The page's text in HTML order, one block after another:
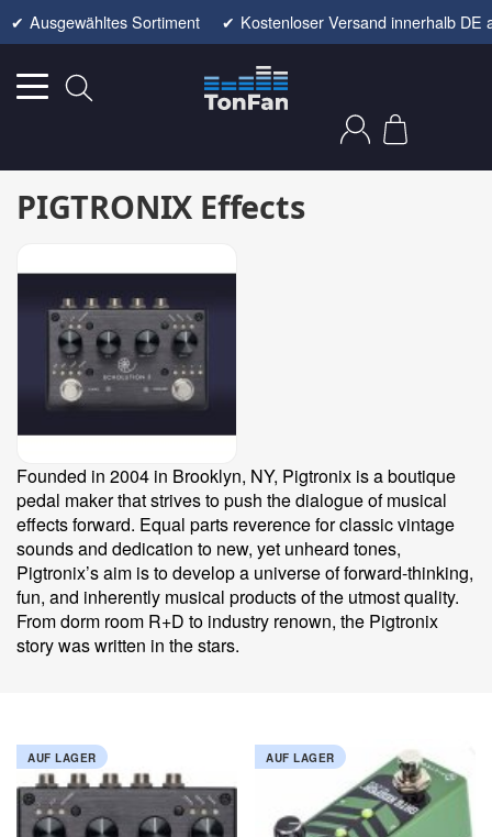
✔ Ausgewähltes Sortiment ✔ Kostenloser Versand innerhalb DE
PIGTRONIX Effects
Founded in 2004 in Brooklyn, NY, Pigtronix is a boutique
pedal maker that strives to push the dialogue of musical
effects forward. Equal parts reverence for classic vintage
sounds and dedication to new, yet unheard tones,
Pigtronix’s aim is to develop a universe of forward-thinking,
fun, and inherently musical products of the utmost quality.
From dorm room R+D to industry renown, the Pigtronix
story was written in the stars.
AUF LAGER AUF LAGER